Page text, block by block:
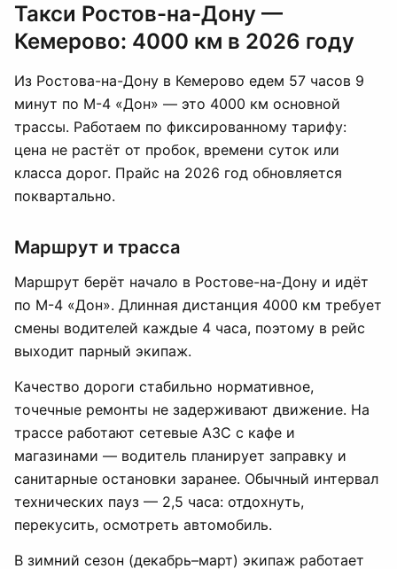
Такси Ростов-на-Дону —
Кемерово: 4000 км в 2026 году
Из Ростова-на-Дону в Кемерово едем 57 часов 9
минут по М-4 «Дон» — это 4000 км основной
трассы. Работаем по фиксированному тарифу:
цена не растёт от пробок, времени суток или
класса дорог. Прайс на 2026 год обновляется
поквартально.
Маршрут и трасса
Маршрут берёт начало в Ростове-на-Дону и идёт
по М-4 «Дон». Длинная дистанция 4000 км требует
смены водителей каждые 4 часа, поэтому в рейс
выходит парный экипаж.
Качество дороги стабильно нормативное,
точечные ремонты не задерживают движение. На
трассе работают сетевые АЗС с кафе и
магазинами — водитель планирует заправку и
санитарные остановки заранее. Обычный интервал
технических пауз — 2,5 часа: отдохнуть,
перекусить, осмотреть автомобиль.
В зимний сезон (декабрь–март) экипаж работает